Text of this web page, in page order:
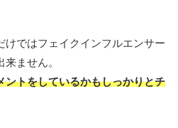
けではフェイクインフルエンサー
ません。
ントをしているかもしっかりとチ